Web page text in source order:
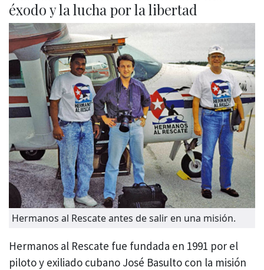
éxodo y la lucha por la libertad
Hermanos al Rescate antes de salir en una misión.
Hermanos al Rescate fue fundada en 1991 por el
piloto y exiliado cubano José Basulto con la misión